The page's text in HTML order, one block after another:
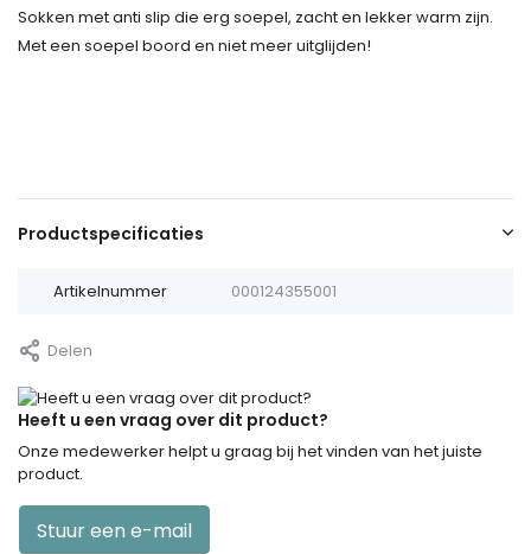
Sokken met anti slip die erg soepel, zacht en lekker warm zijn.
Met een soepel boord en niet meer uitglijden!
Productspecificaties
Artikelnummer 000124355001
Delen
Heeft u een vraag over dit product?
Onze medewerker helpt u graag bij het vinden van het juiste
product.
Stuur een e-mail